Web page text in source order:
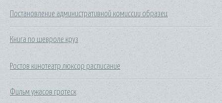
Постановление административной комиссии образец
Книга по шевроле круз
Ростов кинотеатр люксор расписание
Фильм ужасов гротеск